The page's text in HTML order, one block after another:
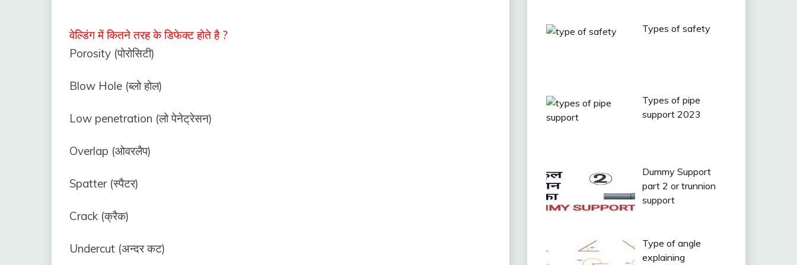
वेल्डिंग में कितने तरह के डिफेक्ट होते है ?
Porosity (पोरोसिटी)
Blow Hole (ब्लो होल)
Low penetration (लो पेनेट्रेसन)
Overlap (ओवरलैप)
Spatter (स्पैटर)
Crack (क्रैक)
Undercut (अन्दर कट)
Types of safety
Types of pipe
support 2023
Dummy Support
part 2 or trunnion
support
Type of angle
explaining